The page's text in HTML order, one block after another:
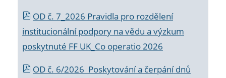
OD č. 7_2026 Pravidla pro rozdělení
institucionální podpory na vědu a výzkum
poskytnuté FF UK_Co operatio 2026
OD č. 6/2026 Poskytování a čerpání dnů